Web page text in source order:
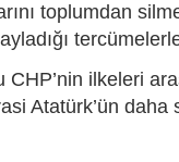
toplumdan
CHP’nin ilkeleri
Atatürk’ün daha